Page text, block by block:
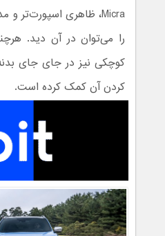
را می‌توان در آن دید.
کوچکی نیز در جای جای
کردن آن کمک کرده است.